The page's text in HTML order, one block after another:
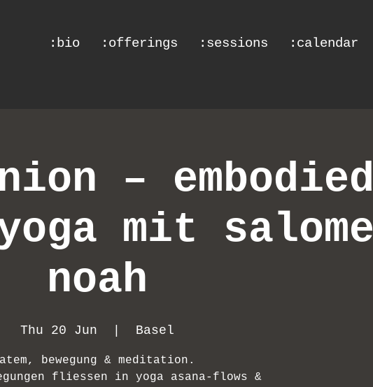
:bio :offerings :sessions :calendar
– embodied
mit salome
noah
Thu 20 Jun Basel
atem, bewegung & meditation.
fliessen in yoga asana-flows &